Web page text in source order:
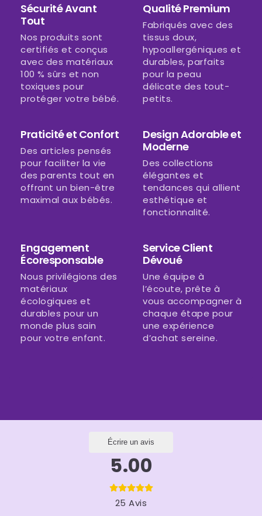
Sécurité Avant
Tout
Nos produits sont
certifiés et conçus
avec des matériaux
100 % sûrs et non
toxiques pour
protéger votre bébé.
Qualité Premium
Fabriqués avec des
tissus doux,
hypoallergéniques et
durables, parfaits
pour la peau
délicate des tout-
petits.
Praticité et Confort
Des articles pensés
pour faciliter la vie
des parents tout en
offrant un bien-être
maximal aux bébés.
Design Adorable et
Moderne
Des collections
élégantes et
tendances qui allient
esthétique et
fonctionnalité.
Engagement
Écoresponsable
Nous privilégions des
matériaux
écologiques et
durables pour un
monde plus sain
pour votre enfant.
Service Client
Dévoué
Une équipe à
l’écoute, prête à
vous accompagner à
chaque étape pour
une expérience
d’achat sereine.
Écrire un avis
5.00
25 Avis